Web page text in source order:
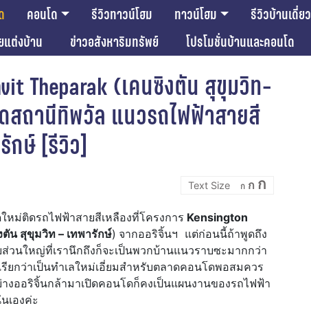
คอนโด รีวิวทาวน์โฮม ทาวน์โฮม รีวิวบ้านเดี่ยว
แต่งบ้าน
ข่าวอสังหาริมทรัพย์ โปรโมชั่นบ้านและคอนโด
Theparak (เคนซิงตัน สุขุมวิท-
สถานีทิพวัล แนวรถไฟฟ้าสายสี
กษ์ [รีวิว]
ก
Decrease
font
size.
ก Reset
font
ก
ม่ติดรถไฟฟ้าสายสีเหลืองที่โครงการ Kensington
ตัน สุขุมวิท – เทพารักษ์) จากออริจิ้นฯ แต่ก่อนนี้ถ้าพูดถึง
นใหญ่ที่เรานึกถึงก็จะเป็นพวกบ้านแนวราบซะมากกว่า
กว่าเป็นทำเลใหม่เอี่ยมสำหรับตลาดคอนโดพอสมควร
งออริจิ้นกล้ามาเปิดคอนโดก็คงเป็นแผนงานของรถไฟฟ้า
เองค่ะ